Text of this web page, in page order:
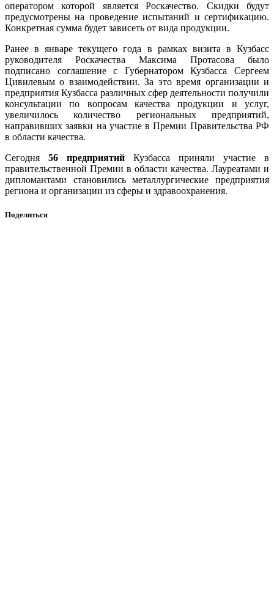
оператором которой является Роскачество. Скидки будут
предусмотрены на проведение испытаний и сертификацию.
Конкретная сумма будет зависеть от вида продукции.
Ранее в январе текущего года в рамках визита в Кузбасс
руководителя Роскачества Максима Протасова было
подписано соглашение с Губернатором Кузбасса Сергеем
Цивилевым о взаимодействии. За это время организации и
предприятия Кузбасса различных сфер деятельности получили
консультации по вопросам качества продукции и услуг,
увеличилось количество региональных предприятий,
направивших заявки на участие в Премии Правительства РФ
в области качества.
Сегодня 56 предприятий Кузбасса приняли участие в
правительственной Премии в области качества. Лауреатами и
дипломантами становились металлургические предприятия
региона и организации из сферы и здравоохранения.
Поделиться